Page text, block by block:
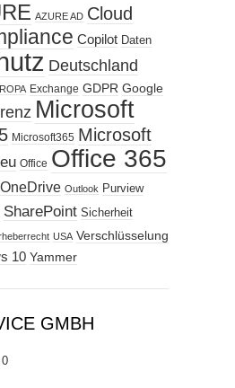
AZURE AD Cloud
Copilot Daten
Deutschland
Exchange GDPR Google
Microsoft
Microsoft365 Microsoft
Office Office 365
OneDrive Outlook Purview
SharePoint Sicherheit
USA Verschlüsselung
10 Yammer
GMBH
0